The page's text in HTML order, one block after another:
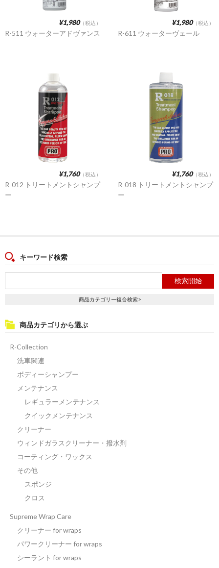
¥1,980（税込）
R-511 ウォーターアドヴァンス
¥1,980（税込）
R-611 ウォーターヴェール
¥1,760（税込）
R-012 トリートメントシャンプ
ー
¥1,760（税込）
R-018 トリートメントシャンプ
ー
キーワード検索
商品カテゴリー複合検索>
商品カテゴリから選ぶ
R-Collection
洗車関連
ボディーシャンプー
メンテナンス
レギュラーメンテナンス
クイックメンテナンス
クリーナー
ウィンドガラスクリーナー・撥水剤
コーティング・ワックス
その他
スポンジ
クロス
Supreme Wrap Care
クリーナー for wraps
パワークリーナー for wraps
シーラント for wraps